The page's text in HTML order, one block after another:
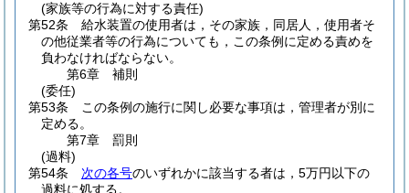
(家族等の行為に対する責任)
第52条
給水装置の使用者は，その家族，同居人，使用者そ
の他従業者等の行為についても，この条例に定める責めを
負わなければならない。
第6章
補則
(委任)
第53条
この条例の施行に関し必要な事項は，管理者が別に
定める。
第7章
罰則
(過料)
第54条
次の各号のいずれかに該当する者は，5万円以下の
過料に処する。